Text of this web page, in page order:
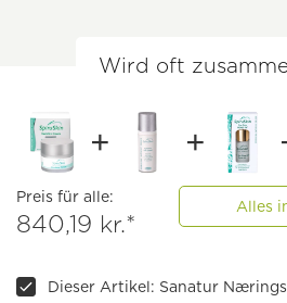
Wird oft
Preis für alle:
840,19 kr.*
Alles
Dieser Artikel: Sanatur